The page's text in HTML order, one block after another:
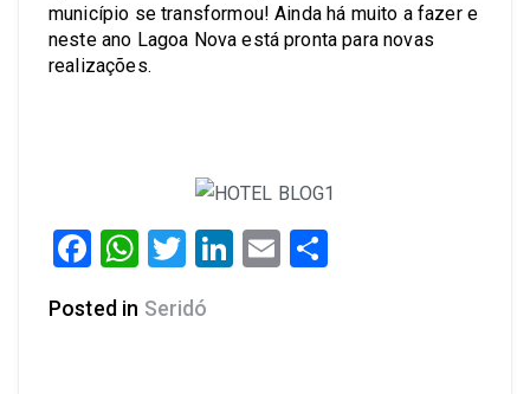
município se transformou! Ainda há muito a fazer e
neste ano Lagoa Nova está pronta para novas
realizações.
Facebook
WhatsApp
Twitter
LinkedIn
Email
Posted in Seridó